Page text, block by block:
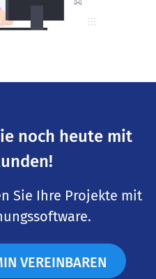
noch heute mit
Sie Ihre Projekte mit
VEREINBAREN